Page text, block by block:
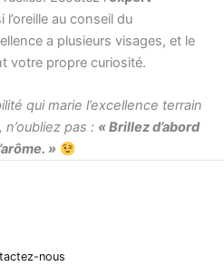
au conseil du
a plusieurs visages, et le
votre propre curiosité.
qui marie l’excellence terrain
pas : « Brillez d’abord
»
nous